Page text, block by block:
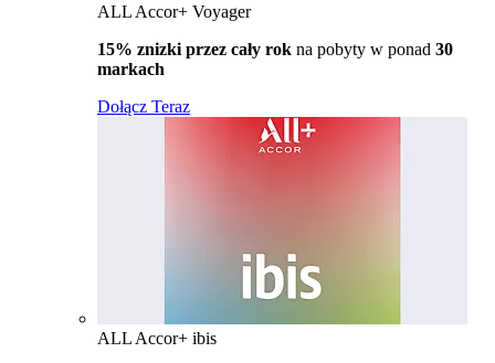
ALL Accor+ Voyager
15% znizki przez cały rok na pobyty w ponad 30
markach
Dołącz Teraz
ALL Accor+ ibis